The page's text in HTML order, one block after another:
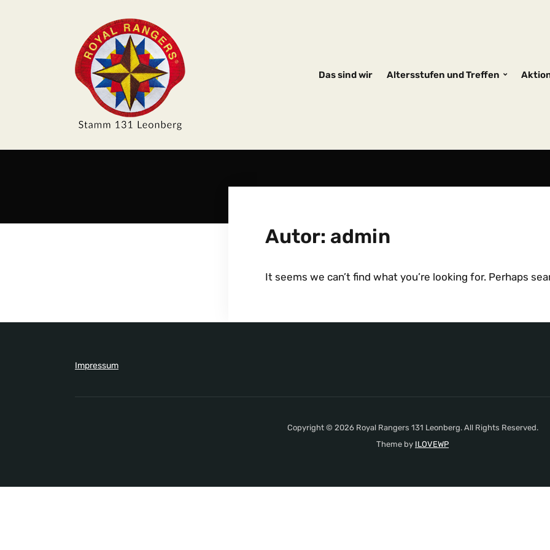
Das sind wir Altersstufen und Treffen
Autor: admin
It seems we can’t find what you’re looking for. Perhaps
Impressum
Copyright © 2026 Royal Rangers 131 Leonberg. All Rights Reserved.
Theme by ILOVEWP